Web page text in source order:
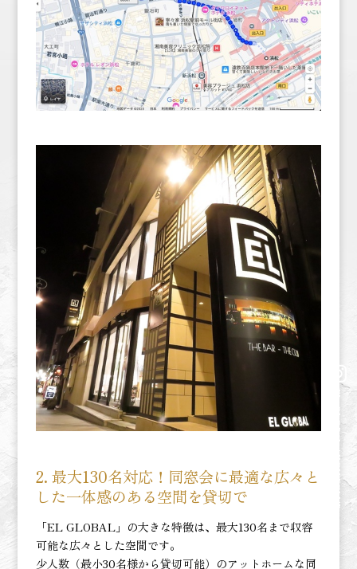
2. 最大130名対応！同窓会に最適な広々と
した一体感のある空間を貸切で
「EL GLOBAL」の大きな特徴は、最大130名まで収容
可能な広々とした空間です。
少人数（最小30名様から貸切可能）のアットホームな同
el_global_nightclub